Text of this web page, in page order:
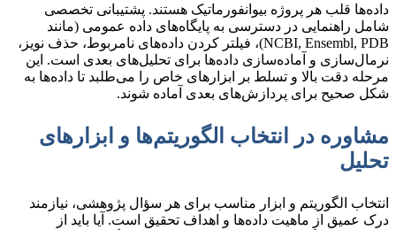
داده‌ها قلب هر پروژه بیوانفورماتیک هستند. پشتیبانی تخصصی
شامل راهنمایی در دسترسی به پایگاه‌های داده عمومی (مانند
NCBI, Ensembl, PDB)، فیلتر کردن داده‌های نامربوط، حذف نویز،
نرمال‌سازی و آماده‌سازی داده‌ها برای تحلیل‌های بعدی است. این
مرحله دقت بالا و تسلط بر ابزارهای خاص را می‌طلبد تا داده‌ها به
شکل صحیح برای پردازش‌های بعدی آماده شوند.
مشاوره در انتخاب الگوریتم‌ها و ابزارهای
تحلیل
انتخاب الگوریتم و ابزار مناسب برای هر سؤال پژوهشی، نیازمند
درک عمیق از ماهیت داده‌ها و اهداف تحقیق است. آیا باید از